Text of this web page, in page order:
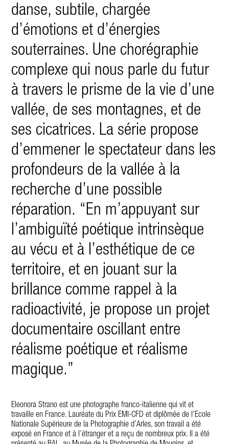
danse, subtile, chargée
d’émotions et d’énergies
souterraines. Une chorégraphie
complexe qui nous parle du futur
à travers le prisme de la vie d’une
vallée, de ses montagnes, et de
ses cicatrices. La série propose
d’emmener le spectateur dans les
profondeurs de la vallée à la
recherche d’une possible
réparation. “En m’appuyant sur
l’ambiguïté poétique intrinsèque
au vécu et à l’esthétique de ce
territoire, et en jouant sur la
brillance comme rappel à la
radioactivité, je propose un projet
documentaire oscillant entre
réalisme poétique et réalisme
magique.”
Eleonora Strano est une photographe franco-italienne qui vit et
travaille en France. Lauréate du Prix EMI-CFD et diplômée de l’Ecole
Nationale Supérieure de la Photographie d’Arles, son travail a été
exposé en France et à l’étranger et a reçu de nombreux prix. Il a été